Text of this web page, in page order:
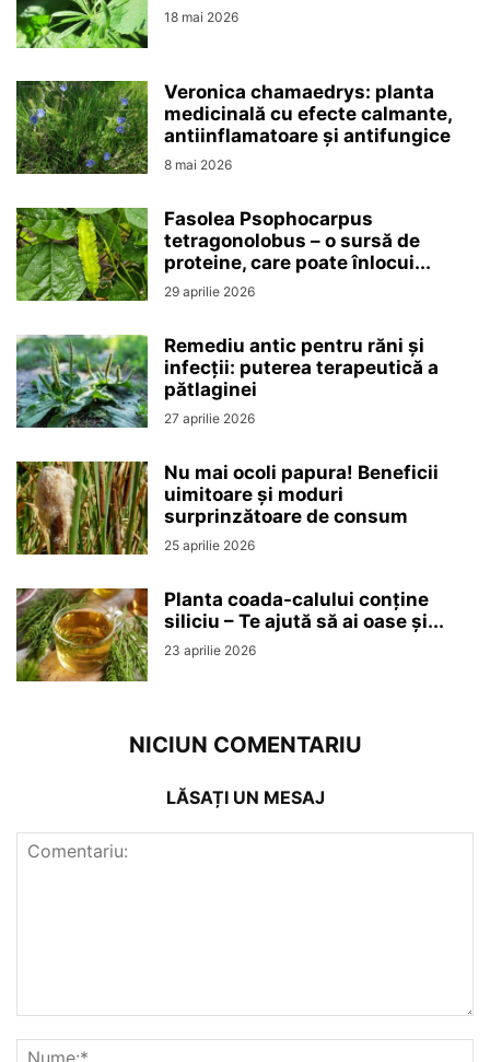
18 mai 2026
Veronica chamaedrys: planta
medicinală cu efecte calmante,
antiinflamatoare și antifungice
8 mai 2026
Fasolea Psophocarpus
tetragonolobus – o sursă de
proteine, care poate înlocui...
29 aprilie 2026
Remediu antic pentru răni și
infecții: puterea terapeutică a
pătlaginei
27 aprilie 2026
Nu mai ocoli papura! Beneficii
uimitoare și moduri
surprinzătoare de consum
25 aprilie 2026
Planta coada-calului conține
siliciu – Te ajută să ai oase și...
23 aprilie 2026
NICIUN COMENTARIU
LĂSAȚI UN MESAJ